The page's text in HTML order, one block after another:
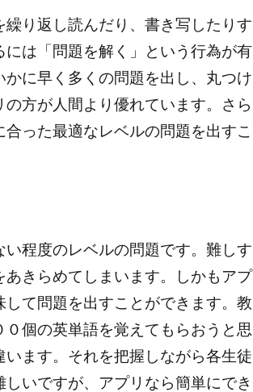
り返し読んだり、書き写したりす
は「問題を解く」という行為が有
に早く多くの問題を出し、丸つけ
方が人間より優れています。さら
った最適なレベルの問題を出すこ
程度のレベルの問題です。難しす
きらめてしまいます。しかもアプ
て問題を出すことができます。教
個の英単語を覚えてもらおうと思
ます。それを把握しながら各生徒
いですが、アプリなら簡単にでき